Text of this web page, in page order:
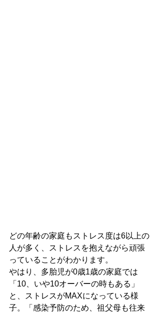
どの年齢の家庭もストレス度は6以上の
人が多く、ストレスを抱えながら頑張
っていることがわかります。
やはり、多胎児が0歳1歳の家庭では
「10、いや10オーバーの時もある」
と、ストレスがMAXになっている様
子。「感染予防のため、祖父母も往来